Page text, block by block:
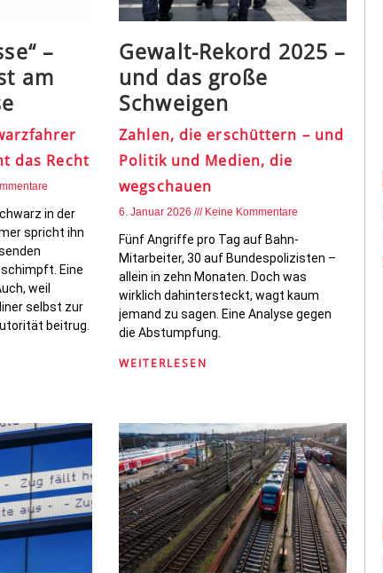
–
am
das Recht
in der
spricht ihn
Eine
weil
selbst zur
beitrug.
Gewalt-Rekord 2025 –
und das große
Schweigen
Zahlen, die erschüttern – und
Politik und Medien, die
wegschauen
6. Januar 2026 Keine Kommentare
Fünf Angriffe pro Tag auf Bahn-
Mitarbeiter, 30 auf Bundespolizisten –
allein in zehn Monaten. Doch was
wirklich dahintersteckt, wagt kaum
jemand zu sagen. Eine Analyse gegen
die Abstumpfung.
WEITERLESEN